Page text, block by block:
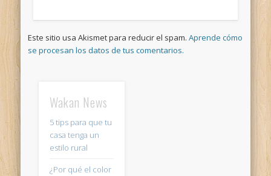
Este sitio usa Akismet para reducir el spam.Aprende cómo
se procesan los datos de tus comentarios.
Wakan News
5 tips para que tu
casa tenga un
estilo rural
¿Por qué el color